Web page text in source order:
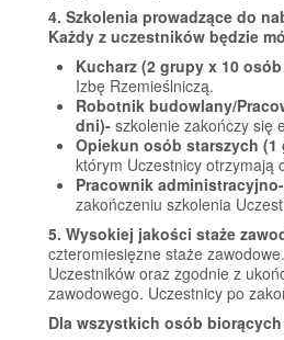
4. Szkolenia prowadzące do
Każdy z uczestników będzie
Kucharz (2 grupy x 10
Izbę Rzemieślniczą.
Robotnik budowlany/
dni)- szkolenie zakończy się
Opiekun osób starszych
którym Uczestnicy otrzymają
Pracownik
zakończeniu szkolenia
5. Wysokiej jakości staże
czteromiesięzne staże
Uczestników oraz zgodnie z
zawodowego. Uczestnicy po
Dla wszystkich osób